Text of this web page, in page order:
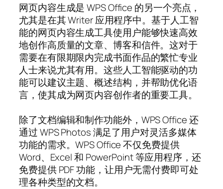
网页内容生成是 WPS Office 的另一个亮点，
尤其是在其 Writer 应用程序中。基于人工智
能的网页内容生成工具使用户能够快速高效
地创作高质量的文章、博客和信件。这对于
需要在有限期限内完成书面作品的繁忙专业
人士来说尤其有用。这些人工智能驱动的功
能可以建议主题、概述结构，并帮助优化语
言，使其成为网页内容创作者的重要工具。
除了文档编辑和制作功能外，WPS Office 还
通过 WPS Photos 满足了用户对灵活多媒体
功能的需求。WPS Office 不仅免费提供
Word、Excel 和 PowerPoint 等应用程序，还
免费提供 PDF 功能，让用户无需付费即可处
理各种类型的文档。